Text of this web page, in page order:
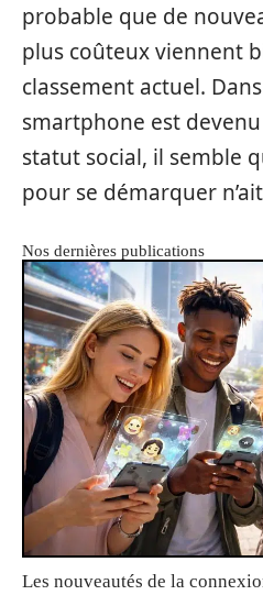
probable que de
plus coûteux viennent
classement actuel.
smartphone est
statut social, il semble
pour se démarquer
Nos dernières publications
Les nouveautés de la